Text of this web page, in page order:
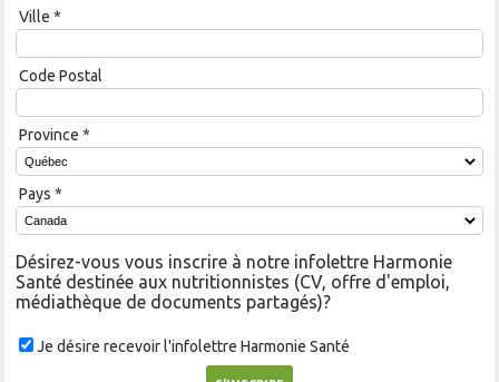
Ville *
Code Postal
Province *
Pays *
Désirez-vous vous inscrire à notre infolettre Harmonie
Santé destinée aux nutritionnistes (CV, offre d'emploi,
médiathèque de documents partagés)?
Je désire recevoir l'infolettre Harmonie Santé